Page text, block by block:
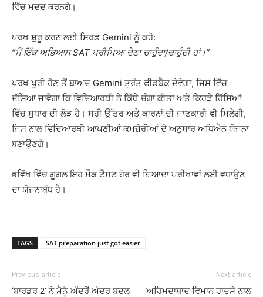
ਵਿੱਚ ਮਦਦ ਕਰਨਗੇ।
ਪਰਖ ਸ਼ੁਰੂ ਕਰਨ ਲਈ ਸਿਰਫ਼ Gemini ਨੂੰ ਕਹੋ:
“ਮੈਂ ਇੱਕ ਅਭਿਆਸ SAT ਪਰੀਖਿਆ ਦੇਣਾ ਚਾਹੁੰਦਾ/ਚਾਹੁੰਦੀ ਹਾਂ।”
ਪਰਖ ਪੂਰੀ ਹੋਣ ਤੋਂ ਬਾਅਦ Gemini ਤੁਰੰਤ ਫੀਡਬੈਕ ਦੇਵੇਗਾ, ਜਿਸ ਵਿੱਚ
ਦੱਸਿਆ ਜਾਵੇਗਾ ਕਿ ਵਿਦਿਆਰਥੀ ਨੇ ਕਿੱਥੇ ਚੰਗਾ ਕੀਤਾ ਅਤੇ ਕਿਹੜੇ ਹਿੱਸਿਆਂ
ਵਿੱਚ ਸੁਧਾਰ ਦੀ ਲੋੜ ਹੈ। ਸਹੀ ਉੱਤਰ ਅਤੇ ਕਾਰਨਾਂ ਦੀ ਜਾਣਕਾਰੀ ਵੀ ਮਿਲੇਗੀ,
ਜਿਸ ਨਾਲ ਵਿਦਿਆਰਥੀ ਆਪਣੀਆਂ ਕਮਜ਼ੋਰੀਆਂ ਦੇ ਅਨੁਸਾਰ ਅਧਿਐਨ ਯੋਜਨਾ
ਬਣਾਉਣਗੇ।
ਭਵਿੱਖ ਵਿੱਚ ਗੂਗਲ ਇਹ ਮੌਕ ਟੈਸਟ ਹੋਰ ਵੀ ਜ਼ਿਆਦਾ ਪਰੀਖਾਵਾਂ ਲਈ ਵਧਾਉਣ
ਦਾ ਯੋਜਨਾਬੱਧ ਹੈ।
TAGS SAT preparation just got easier
Previous article
‘ਬਾਰਡਰ 2’ ਨੇ ਮੈਨੂੰ ਅੰਦਰੋਂ ਅੰਦਰ ਬਦਲ
Next article
ਅਹਿਮਦਾਬਾਦ ਵਿਮਾਨ ਹਾਦਸੇ ਨਾਲ